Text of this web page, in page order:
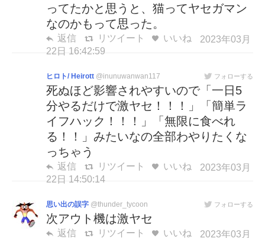
ってたかと思うと、猫ってヤセガマン
なのかもって思った。
返信 リツイート いいね
2023年03月
22日 16:42:59
ヒロト/ Heirott @inunuwanwan117 フォローする
死ぬほど影響されやすいので「一日5
分やるだけで激ヤセ！！！」「簡単ラ
イフハック！！！」「無限に食べれ
る！！」みたいなの全部わやりたくな
っちゃう
返信 リツイート いいね
2023年03月
22日 14:50:14
思い出の誤字 @thunder_tycoon フォローする
次アウト機は激ヤセ
返信 リツイート いいね
2023年03月